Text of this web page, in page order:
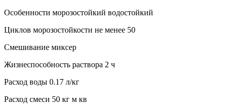
Особенности морозостойкий водостойкий
Циклов морозостойкости не менее 50
Смешивание миксер
Жизнеспособность раствора 2 ч
Расход воды 0.17 л/кг
Расход смеси 50 кг м кв